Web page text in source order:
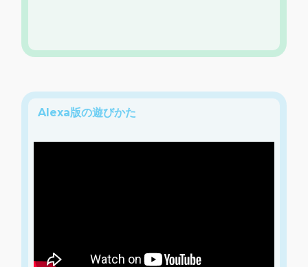
Alexa版の遊びかた